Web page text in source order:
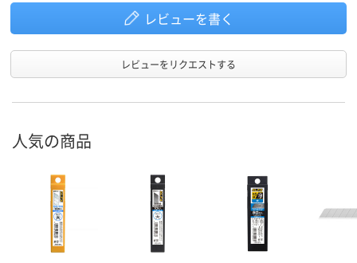
レビューを書く
レビューをリクエストする
人気の商品